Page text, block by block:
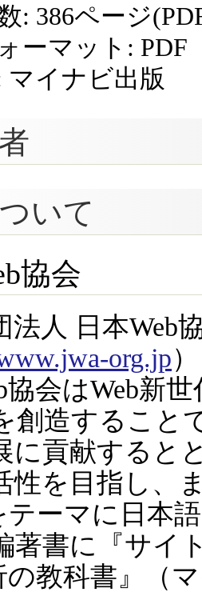
: 386ページ
ーマット: PDF
マイナビ出版
いて
協会
法人 日本Web
org.jp）
協会はWeb新
創造すること
に貢献すると
性を目指し、
テーマに日本
著書に『サイ
の教科書』（